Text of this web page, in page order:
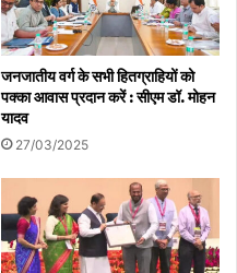
जनजातीय वर्ग के सभी हितग्राहियों को
पक्का आवास प्रदान करें : सीएम डॉ. मोहन
यादव
27/03/2025